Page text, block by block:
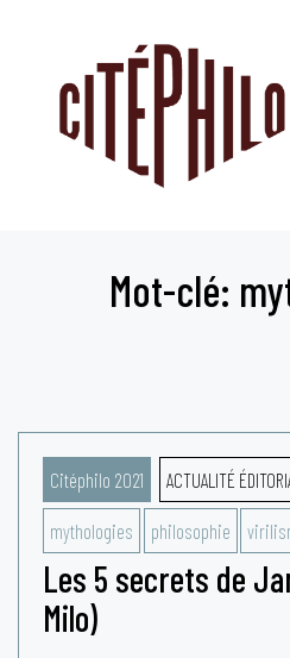
Mot-clé:
Citéphilo 2021 ACTUALITÉ
mythologies philosophie
Les 5 secrets de
Milo)